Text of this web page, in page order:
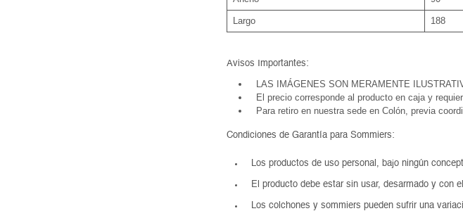
Largo 188
Avisos Importantes:
LAS IMÁGENES SON MERAMENTE
El precio corresponde al producto en caja y
Para retiro en nuestra sede en Colón, previa
Condiciones de Garantía para Sommiers:
Los productos de uso personal, bajo ningún
El producto debe estar sin usar, desarmado y con
Los colchones y sommiers pueden sufrir una